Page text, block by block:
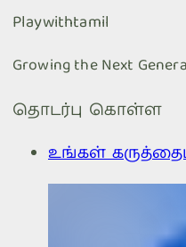
Playwithtamil
Growing the Next
தொடர்பு கொள்ள
உங்கள் கருத்தைப்